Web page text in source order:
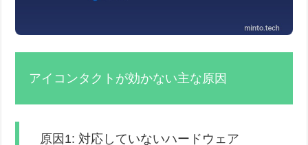
アイコンタクトが効かない主な原因
原因1: 対応していないハードウェア